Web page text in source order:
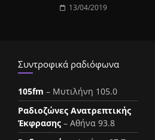
13/04/2019
Συντροφικά ραδιόφωνα
105fm – Μυτιλήνη 105.0
Ραδιοζώνες Ανατρεπτικής
Έκφρασης – Αθήνα 93.8